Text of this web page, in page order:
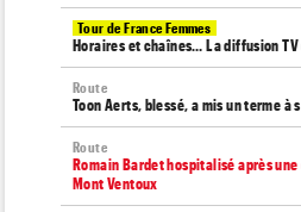
Tour de France Femmes
Horaires et chaînes… La diffusion TV
Route
Toon Aerts, blessé, a mis un terme à
Route
Romain Bardet hospitalisé après
Mont Ventoux